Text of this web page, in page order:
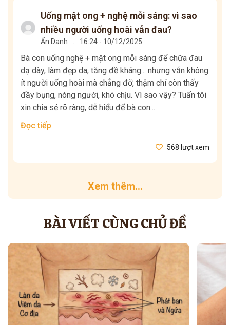
Uống mật ong + nghệ mỗi sáng: vì sao
nhiều người uống hoài vẫn đau?
Ẩn Danh 16:24 - 10/12/2025
Bà con uống nghệ + mật ong mỗi sáng để chữa đau
dạ dày, làm đẹp da, tăng đề kháng... nhưng vẫn không
ít người uống hoài mà chẳng đỡ, thậm chí còn thấy
đầy bụng, nóng người, khó chịu. Vì sao vậy? Tuấn tôi
xin chia sẻ rõ ràng, dễ hiểu để bà con...
Đọc tiếp
568 lượt xem
Xem thêm...
BÀI VIẾT CÙNG CHỦ ĐỀ